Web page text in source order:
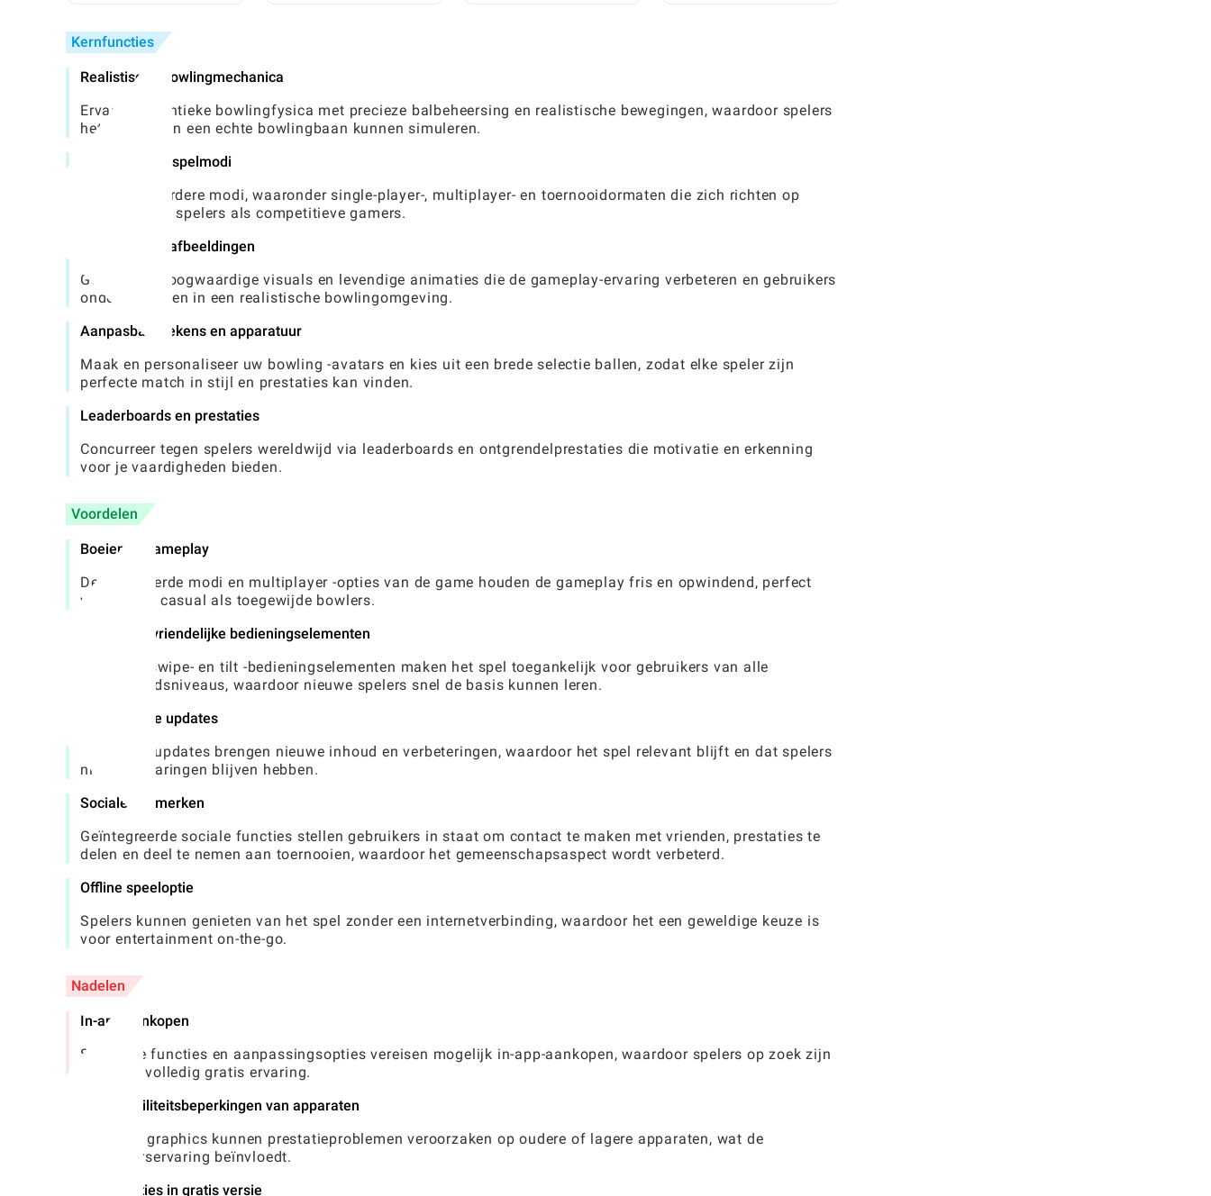
Kernfuncties
Realistische bowlingmechanica
Ervaar authentieke bowlingfysica met precieze balbeheersing en realistische bewegingen, waardoor spelers
het gevoel van een echte bowlingbaan kunnen simuleren.
Verschillende spelmodi
Speel in meerdere modi, waaronder single-player-, multiplayer- en toernooidormaten die zich richten op
zowel casual spelers als competitieve gamers.
Verbluffende afbeeldingen
Geniet van hoogwaardige visuals en levendige animaties die de gameplay-ervaring verbeteren en gebruikers
onderdompelen in een realistische bowlingomgeving.
Aanpasbare tekens en apparatuur
Maak en personaliseer uw bowling -avatars en kies uit een brede selectie ballen, zodat elke speler zijn
perfecte match in stijl en prestaties kan vinden.
Leaderboards en prestaties
Concurreer tegen spelers wereldwijd via leaderboards en ontgrendelprestaties die motivatie en erkenning
voor je vaardigheden bieden.
Voordelen
Boeiende gameplay
De gevarieerde modi en multiplayer -opties van de game houden de gameplay fris en opwindend, perfect
voor zowel casual als toegewijde bowlers.
Gebruikersvriendelijke bedieningselementen
Intuïtieve swipe- en tilt -bedieningselementen maken het spel toegankelijk voor gebruikers van alle
vaardigheidsniveaus, waardoor nieuwe spelers snel de basis kunnen leren.
Regelmatige updates
Frequente updates brengen nieuwe inhoud en verbeteringen, waardoor het spel relevant blijft en dat spelers
nieuwe ervaringen blijven hebben.
Sociale kenmerken
Geïntegreerde sociale functies stellen gebruikers in staat om contact te maken met vrienden, prestaties te
delen en deel te nemen aan toernooien, waardoor het gemeenschapsaspect wordt verbeterd.
Offline speeloptie
Spelers kunnen genieten van het spel zonder een internetverbinding, waardoor het een geweldige keuze is
voor entertainment on-the-go.
Nadelen
In-app aankopen
Sommige functies en aanpassingsopties vereisen mogelijk in-app-aankopen, waardoor spelers op zoek zijn
naar een volledig gratis ervaring.
Compatibiliteitsbeperkingen van apparaten
High-end graphics kunnen prestatieproblemen veroorzaken op oudere of lagere apparaten, wat de
gebruikerservaring beïnvloedt.
Advertenties in gratis versie